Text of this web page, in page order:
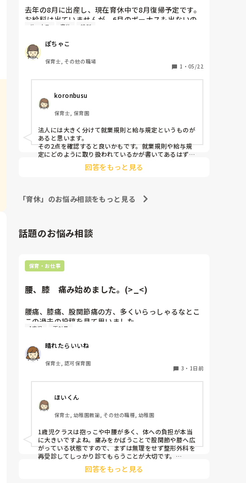
去年の8月に出産し、現在育休中で8月復帰予定です。
お給料は出ていませんが、6月のボーナスも出ないの
でしょうか？
仕組みをちゃんと理解していなくて💦
ボーナス 育休 給料
ぽちゃこ
保育士, その他の職場
1 ・ 05/22
koronbusu
保育士, 保育園
法人には大きく分けて就業規則と給与規定というものが
あると思います。
その2点を確認すると良いかもです。就業規則や給与規
定にどのように取り扱われているかが書いてあるはずで
その法人の決算時期にもよりますが例として、
ると思います。遅刻や早退、欠勤があれば減額される場
合もあります。また育児休業規定というものあるはずで
回答をもっと見る
「育休」のお悩み相談をもっと見る
話題のお悩み相談
保育・お仕事
腰、膝　痛み始めました。(>_<)
腰痛、膝痛、股関節痛の方、多くいらっしゃるなとこ
この過去の投稿を見て思いました。
という私も、２週間前、初めて腰痛になりました。
右腰が痛くて、起き上がれない。
ようやく起き上がっても、立てない。
驚きました。
通院して、コルセット、湿布、痛み止め、電気などで
１週間乗り切ったら
週末には、左が痛みだし、これも痛み止めや湿布で抑
えて仕事をしていたら、
股関節、お尻、太もも、膝まで来はじめてしまいまし
1歳児 正社員
晴れたらいいね
保育士, 認可保育園
3 ・ 1日前
ほいくん
保育士, 幼稚園教諭, その他の職種, 幼稚園
1歳児クラスは抱っこや中腰が多く、体への負担が本当
に大きいですよね。痛みをかばうことで股関節や膝へ広
がっている状態ですので、まずは無理をせず整形外科を
再受診してしっかり診てもらうことが大切です。
現場復帰の際は、床での立ち座りを避けるために低い椅
子を活用したり、抱っこや重い作業は周囲の先生に相談
回答をもっと見る